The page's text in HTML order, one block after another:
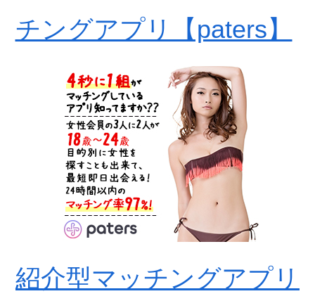
チングアプリ【paters】
紹介型マッチングアプリ